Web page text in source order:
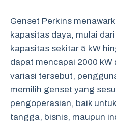
Genset Perkins
kapasitas daya, mulai
kapasitas sekitar 5 kW
dapat mencapai 2000 kW
variasi tersebut,
memilih genset yang
pengoperasian, baik
tangga, bisnis, maupun